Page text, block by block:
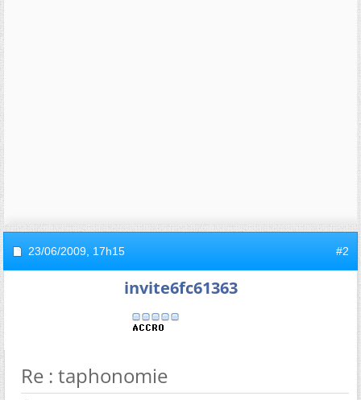
23/06/2009, 17h15 #2
invite6fc61363
Re : taphonomie